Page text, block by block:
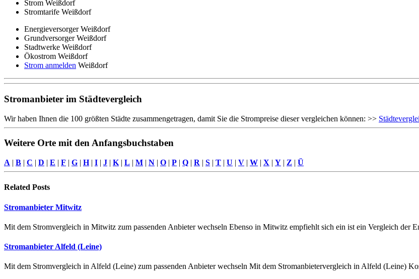
Strom Weißdorf
Stromtarife Weißdorf
Energieversorger Weißdorf
Grundversorger Weißdorf
Stadtwerke Weißdorf
Ökostrom Weißdorf
Strom anmelden Weißdorf
Stromanbieter im Städtevergleich
Wir haben Ihnen die 100 größten Städte zusammengetragen, damit Sie die Strompreise dieser vergleichen können: >>
Weitere Orte mit den Anfangsbuchstaben
A | B | C | D | E | F | G | H| I | J | K | L | M | N | O | P | Q | R | S | T | U | V | W | X | Y | Z | Ü
Related Posts
Stromanbieter Mitwitz
Mit dem Stromvergleich in Mitwitz zum passenden Anbieter wechseln Ebenso in Mitwitz empfiehlt sich ein ist ein Vergleich der
Stromanbieter Alfeld (Leine)
Mit dem Stromvergleich in Alfeld (Leine) zum passenden Anbieter wechseln Mit dem Stromanbietervergleich in Alfeld (Leine)